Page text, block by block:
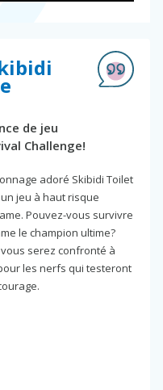
de jeu
Challenge!
adoré Skibidi Toilet
jeu à haut risque
Pouvez-vous survivre
le champion ultime?
serez confronté à
les nerfs qui testeront